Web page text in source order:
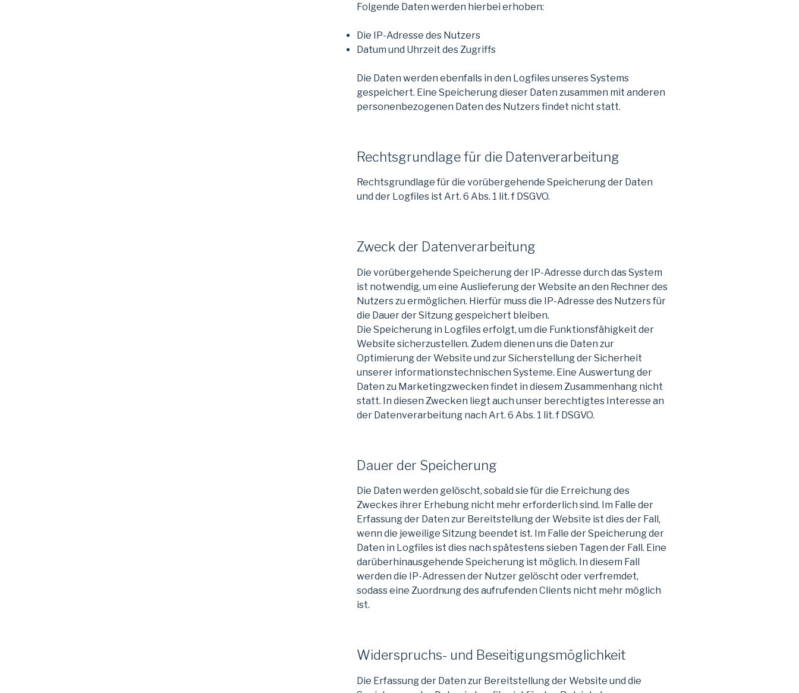
Folgende Daten werden hierbei erhoben:
Die IP-Adresse des Nutzers
Datum und Uhrzeit des Zugriffs
Die Daten werden ebenfalls in den Logfiles unseres Systems
gespeichert. Eine Speicherung dieser Daten zusammen mit anderen
personenbezogenen Daten des Nutzers findet nicht statt.
Rechtsgrundlage für die Datenverarbeitung
Rechtsgrundlage für die vorübergehende Speicherung der Daten
und der Logfiles ist Art. 6 Abs. 1 lit. f DSGVO.
Zweck der Datenverarbeitung
Die vorübergehende Speicherung der IP-Adresse durch das System
ist notwendig, um eine Auslieferung der Website an den Rechner des
Nutzers zu ermöglichen. Hierfür muss die IP-Adresse des Nutzers für
die Dauer der Sitzung gespeichert bleiben.
Die Speicherung in Logfiles erfolgt, um die Funktionsfähigkeit der
Website sicherzustellen. Zudem dienen uns die Daten zur
Optimierung der Website und zur Sicherstellung der Sicherheit
unserer informationstechnischen Systeme. Eine Auswertung der
Daten zu Marketingzwecken findet in diesem Zusammenhang nicht
statt. In diesen Zwecken liegt auch unser berechtigtes Interesse an
der Datenverarbeitung nach Art. 6 Abs. 1 lit. f DSGVO.
Dauer der Speicherung
Die Daten werden gelöscht, sobald sie für die Erreichung des
Zweckes ihrer Erhebung nicht mehr erforderlich sind. Im Falle der
Erfassung der Daten zur Bereitstellung der Website ist dies der Fall,
wenn die jeweilige Sitzung beendet ist. Im Falle der Speicherung der
Daten in Logfiles ist dies nach spätestens sieben Tagen der Fall. Eine
darüberhinausgehende Speicherung ist möglich. In diesem Fall
werden die IP-Adressen der Nutzer gelöscht oder verfremdet,
sodass eine Zuordnung des aufrufenden Clients nicht mehr möglich
ist.
Widerspruchs- und Beseitigungsmöglichkeit
Die Erfassung der Daten zur Bereitstellung der Website und die